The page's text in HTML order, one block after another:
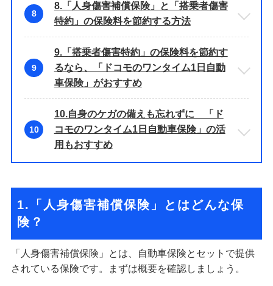
8
8.「人身傷害補償保険」と「搭乗者傷害
特約」の保険料を節約する方法
9
9.「搭乗者傷害特約」の保険料を節約す
るなら、「ドコモのワンタイム1日自動
車保険」がおすすめ
10
10.自身のケガの備えも忘れずに 「ド
コモのワンタイム1日自動車保険」の活
用もおすすめ
1.「人身傷害補償保険」とはどんな保
険？
「人身傷害補償保険」とは、自動車保険とセットで提供
されている保険です。まずは概要を確認しましょう。